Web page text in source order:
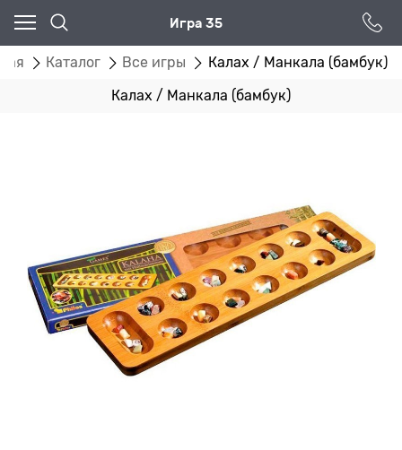
Игра 35
Каталог Все игры Калах / Манкала (бамбук)
Калах / Манкала (бамбук)